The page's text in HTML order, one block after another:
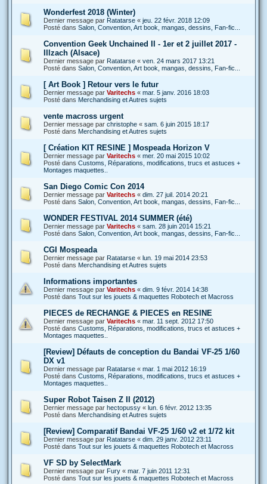
Wonderfest 2018 (Winter)
Dernier message par Ratatarse « jeu. 22 févr. 2018 12:09
Posté dans Salon, Convention, Art book, mangas, dessins, Fan-fic...
Convention Geek Unchained II - 1er et 2 juillet 2017 -
Illzach (Alsace)
Dernier message par Ratatarse « ven. 24 mars 2017 13:21
Posté dans Salon, Convention, Art book, mangas, dessins, Fan-fic...
[ Art Book ] Retour vers le futur
Dernier message par Varitechs « mar. 5 janv. 2016 18:03
Posté dans Merchandising et Autres sujets
vente macross urgent
Dernier message par christophe « sam. 6 juin 2015 18:17
Posté dans Merchandising et Autres sujets
[ Création KIT RESINE ] Mospeada Horizon V
Dernier message par Varitechs « mer. 20 mai 2015 10:02
Posté dans Customs, Réparations, modifications, trucs et astuces +
Montages maquettes..
San Diego Comic Con 2014
Dernier message par Varitechs « dim. 27 juil. 2014 20:21
Posté dans Salon, Convention, Art book, mangas, dessins, Fan-fic...
WONDER FESTIVAL 2014 SUMMER (été)
Dernier message par Varitechs « sam. 28 juin 2014 15:21
Posté dans Salon, Convention, Art book, mangas, dessins, Fan-fic...
CGI Mospeada
Dernier message par Ratatarse « lun. 19 mai 2014 23:53
Posté dans Merchandising et Autres sujets
Informations importantes
Dernier message par Varitechs « dim. 9 févr. 2014 14:38
Posté dans Tout sur les jouets & maquettes Robotech et Macross
PIECES de RECHANGE & PIECES en RESINE
Dernier message par Varitechs « mar. 11 sept. 2012 17:50
Posté dans Customs, Réparations, modifications, trucs et astuces +
Montages maquettes..
[Review] Défauts de conception du Bandai VF-25 1/60
DX v1
Dernier message par Ratatarse « mar. 1 mai 2012 16:19
Posté dans Customs, Réparations, modifications, trucs et astuces +
Montages maquettes..
Super Robot Taisen Z II (2012)
Dernier message par hectopussy « lun. 6 févr. 2012 13:35
Posté dans Merchandising et Autres sujets
[Review] Comparatif Bandai VF-25 1/60 v2 et 1/72 kit
Dernier message par Ratatarse « dim. 29 janv. 2012 23:11
Posté dans Tout sur les jouets & maquettes Robotech et Macross
VF SD by SelectMark
Dernier message par Fury « mar. 7 juin 2011 12:31
Posté dans Tout sur les jouets & maquettes Robotech et Macross